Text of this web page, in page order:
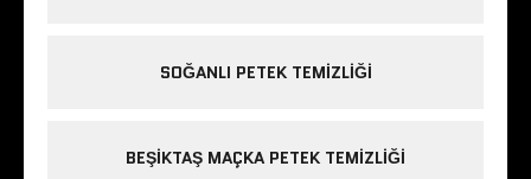
SOĞANLI PETEK TEMIZLIĞI
BEŞIKTAŞ MAÇKA PETEK TEMIZLIĞI